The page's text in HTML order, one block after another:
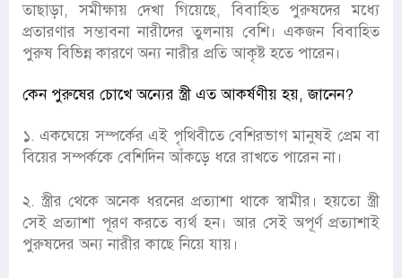
তাছাড়া, সমীক্ষায় দেখা গিয়েছে, বিবাহিত পুরুষদের মধ্যে
প্রতারণার সম্ভাবনা নারীদের তুলনায় বেশি। একজন বিবাহিত
পুরুষ বিভিন্ন কারণে অন্য নারীর প্রতি আকৃষ্ট হতে পারেন।
কেন পুরুষের চোখে অন্যের স্ত্রী এত আকর্ষণীয় হয়, জানেন?
১. একঘেয়ে সম্পর্কের এই পৃথিবীতে বেশিরভাগ মানুষই প্রেম বা
বিয়ের সম্পর্ককে বেশিদিন আঁকড়ে ধরে রাখতে পারেন না।
২. স্ত্রীর থেকে অনেক ধরনের প্রত্যাশা থাকে স্বামীর। হয়তো স্ত্রী
সেই প্রত্যাশা পূরণ করতে ব্যর্থ হন। আর সেই অপূর্ণ প্রত্যাশাই
পুরুষদের অন্য নারীর কাছে নিয়ে যায়।